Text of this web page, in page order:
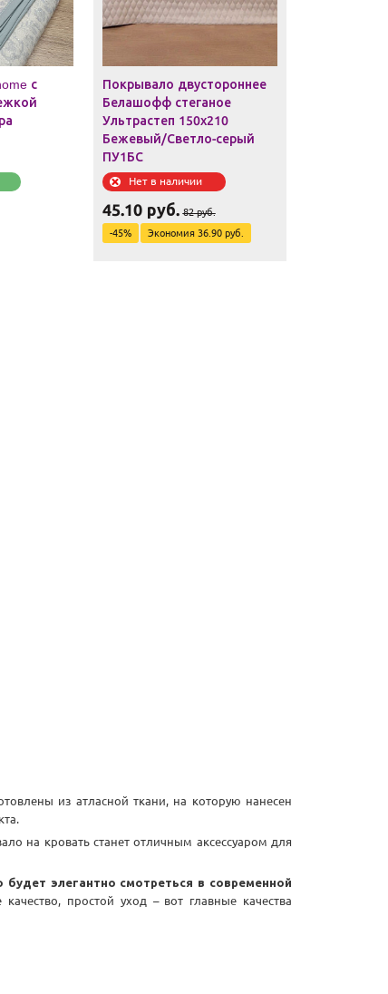
с
Покрывало двустороннее
Белашофф стеганое
Ультрастеп 150х210
Бежевый/Светло-серый
ПУ1БС
Нет в наличии
45.10руб. 82руб.
-45% Экономия 36.90руб.
из атласной ткани, на которую нанесен
на кровать станет отличным аксессуаром для
элегантно смотреться в современной
простой уход – вот главные качества